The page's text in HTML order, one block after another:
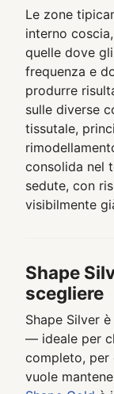
Le zone
interno
quelle dove
frequenza e
produrre
sulle diverse
tissutale,
consolida nel
sedute, con
visibilmente
Shape
scegliere
Shape Silver
— ideale per
completo, per
vuole